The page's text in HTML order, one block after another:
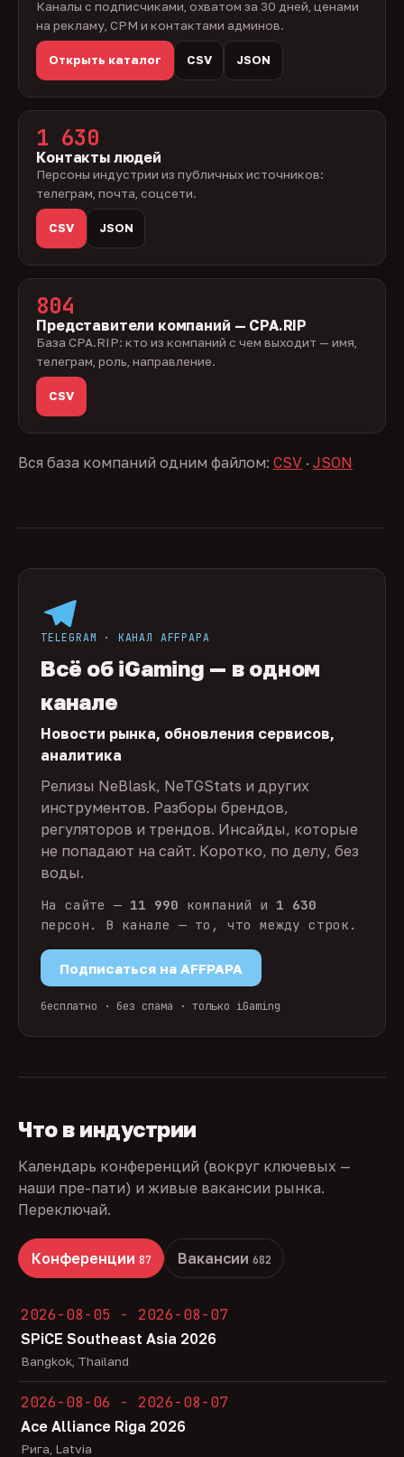
Каналы с подписчиками, охватом за 30 дней, ценами
на рекламу, CPM и контактами админов.
Открыть каталог CSV JSON
1 630
Контакты людей
Персоны индустрии из публичных источников:
телеграм, почта, соцсети.
CSV JSON
804
Представители компаний — CPA.RIP
База CPA.RIP: кто из компаний с чем выходит — имя,
телеграм, роль, направление.
CSV
Вся база компаний одним файлом: CSV · JSON
TELEGRAM · КАНАЛ AFFPAPA
Всё об iGaming — в одном
канале
Новости рынка, обновления сервисов,
аналитика
Релизы NeBlask, NeTGStats и других
инструментов. Разборы брендов,
регуляторов и трендов. Инсайды, которые
не попадают на сайт. Коротко, по делу, без
воды.
На сайте — 11 990 компаний и 1 630
персон. В канале — то, что между строк.
Подписаться на AFFPAPA
бесплатно · без спама · только iGaming
Что в индустрии
Календарь конференций (вокруг ключевых —
наши пре-пати) и живые вакансии рынка.
Переключай.
Конференции 87 Вакансии 682
2026-08-05 - 2026-08-07
SPiCE Southeast Asia 2026
Bangkok, Thailand
2026-08-06 - 2026-08-07
Ace Alliance Riga 2026
Рига, Latvia